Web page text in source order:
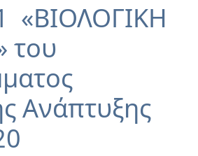
«ΒΙΟΛΟΓΙΚΗ
του
Ανάπτυξης